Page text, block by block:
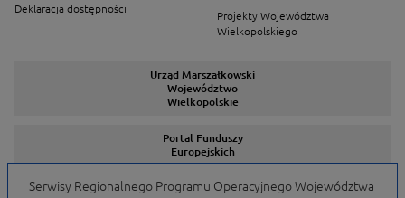
Deklaracja dostępności
Projekty Województwa
Wielkopolskiego
Urząd Marszałkowski
Województwo
Wielkopolskie
Portal Funduszy
Europejskich
Serwisy Regionalnego Programu Operacyjnego Województwa